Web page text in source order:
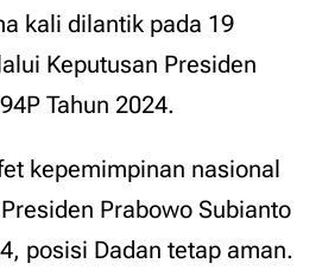
kali dilantik pada 19
Keputusan Presiden
Tahun 2024.
kepemimpinan nasional
Prabowo Subianto
posisi Dadan tetap aman.